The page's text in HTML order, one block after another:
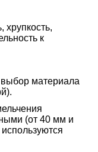
хрупкость,
к
материала
(от 40 мм и